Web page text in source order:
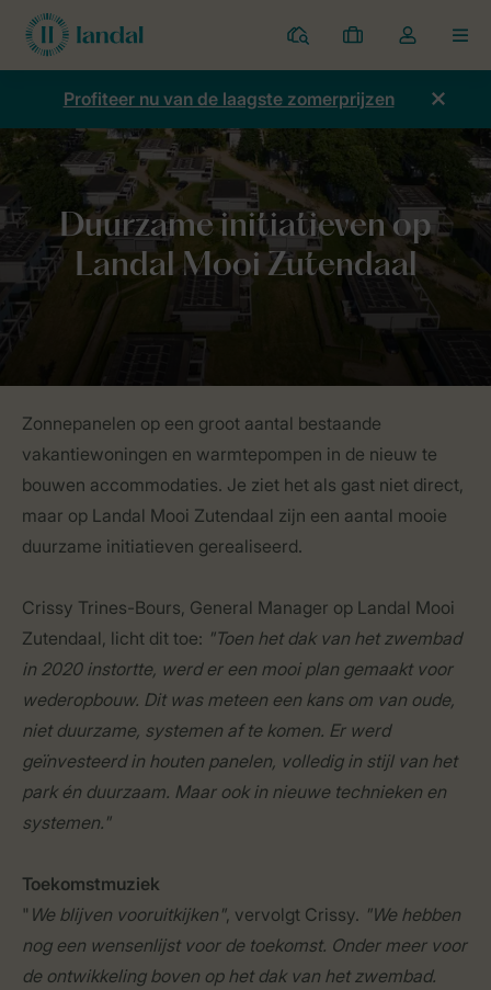
Parken
Mijn
boekingen
Open
de
dropdown
account
Profiteer nu van de laagste zomerprijzen
Home Duurzaamheid Echt liefde voor de natuur Duurzame
Zonnepanelen op een groot aantal bestaande
vakantiewoningen en warmtepompen in de nieuw te
bouwen accommodaties. Je ziet het als gast niet direct,
maar op Landal Mooi Zutendaal zijn een aantal mooie
duurzame initiatieven gerealiseerd.
Crissy Trines-Bours, General Manager op Landal Mooi
Zutendaal, licht dit toe: "Toen het dak van het zwembad
in 2020 instortte, werd er een mooi plan gemaakt voor
wederopbouw. Dit was meteen een kans om van oude,
niet duurzame, systemen af te komen. Er werd
geïnvesteerd in houten panelen, volledig in stijl van het
park én duurzaam. Maar ook in nieuwe technieken en
systemen."
Toekomstmuziek
" We blijven vooruitkijken", vervolgt Crissy. "We hebben
nog een wensenlijst voor de toekomst. Onder meer voor
de ontwikkeling boven op het dak van het zwembad.